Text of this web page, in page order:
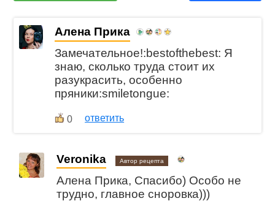
Алена Прика
Замечательное!:bestofthebest: Я
знаю, сколько труда стоит их
разукрасить, особенно
пряники:smiletongue:
0 ответить
Veronika Автор рецепта
Алена Прика, Спасибо) Особо не
трудно, главное сноровка)))